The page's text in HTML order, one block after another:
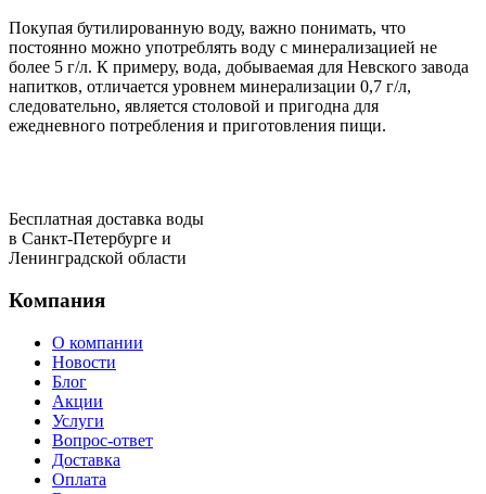
Покупая бутилированную воду, важно понимать, что
постоянно можно употреблять воду с минерализацией не
более 5 г/л. К примеру, вода, добываемая для Невского завода
напитков, отличается уровнем минерализации 0,7 г/л,
следовательно, является столовой и пригодна для
ежедневного потребления и приготовления пищи.
Бесплатная доставка воды
в Санкт-Петербурге и
Ленинградской области
Компания
О компании
Новости
Блог
Акции
Услуги
Вопрос-ответ
Доставка
Оплата